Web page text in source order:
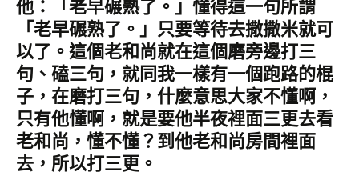
他：「老早碾熟了。」懂得這一句所謂
「老早碾熟了。」只要等待去撒撒米就可
以了。這個老和尚就在這個磨旁邊打三
句、磕三句，就同我一樣有一個跑路的棍
子，在磨打三句，什麼意思大家不懂啊，
只有他懂啊，就是要他半夜裡面三更去看
老和尚，懂不懂？到他老和尚房間裡面
去，所以打三更。